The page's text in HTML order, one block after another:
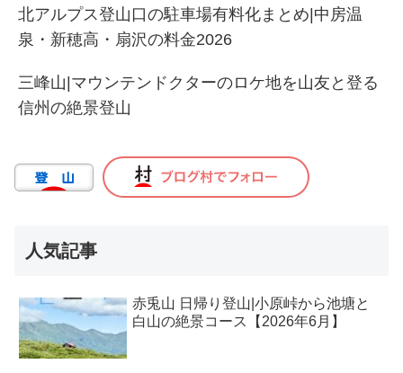
北アルプス登山口の駐車場有料化まとめ|中房温
泉・新穂高・扇沢の料金2026
三峰山|マウンテンドクターのロケ地を山友と登る
信州の絶景登山
人気記事
赤兎山 日帰り登山|小原峠から池塘と
白山の絶景コース【2026年6月】